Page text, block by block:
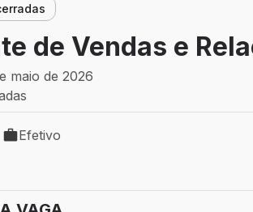
de Vendas e
maio de 2026
- ES
Tipo de vaga: Efetivo
Efetivo
Presencial